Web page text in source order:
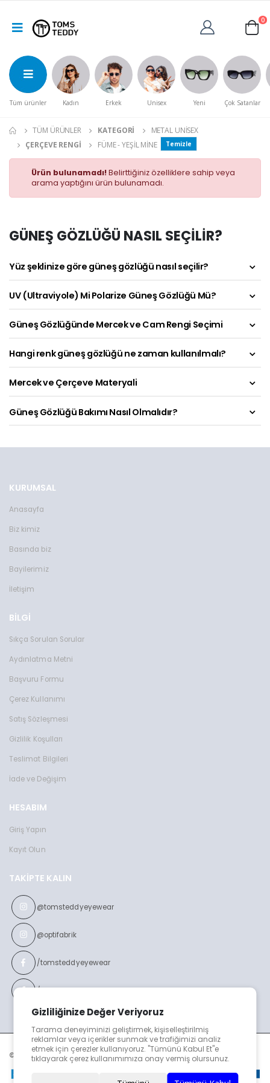
Gizliliğinize Değer Veriyoruz
Tarama deneyiminizi geliştirmek, kişiselleştirilmiş
reklamlar veya içerikler sunmak ve trafiğimizi analiz
etmek için çerezler kullanıyoruz. "Tümünü Kabul Et"e
tıklayarak çerez kullanımımıza onay vermiş olursunuz.
0
Tüm ürünler Kadın Erkek Unisex Yeni Çok Satanlar
TÜM ÜRÜNLER KATEGORI
METAL UNISEX
ÇERÇEVE RENGI
FÜME - YEŞIL MINE Temizle
Ürün bulunamadı!Belirttiğiniz özelliklere sahip veya
arama yaptığını ürün bulunamadı.
GÜNEŞ GÖZLÜĞÜ NASIL SEÇİLİR?
Yüz şeklinize göre güneş gözlüğü nasıl seçilir?
UV (Ultraviyole) Mi Polarize Güneş Gözlüğü Mü?
Güneş Gözlüğünde Mercek ve Cam Rengi Seçimi
Hangi renk güneş gözlüğü ne zaman kullanılmalı?
Mercek ve Çerçeve Materyali
Güneş Gözlüğü Bakımı Nasıl Olmalıdır?
KURUMSAL
Anasayfa
Biz kimiz
Basında biz
Bayilerimiz
İletişim
BİLGİ
Sıkça Sorulan Sorular
Aydınlatma Metni
Başvuru Formu
Çerez Kullanımı
Satış Sözleşmesi
Gizlilik Koşulları
Teslimat Bilgileri
İade ve Değişim
HESABIM
Giriş Yapın
Kayıt Olun
TAKIPTE KALIN
@tomsteddyeyewear
@optifabrik
/tomsteddyeyewear
/optifabrikeyewear
© TOMS TEDDY v2023